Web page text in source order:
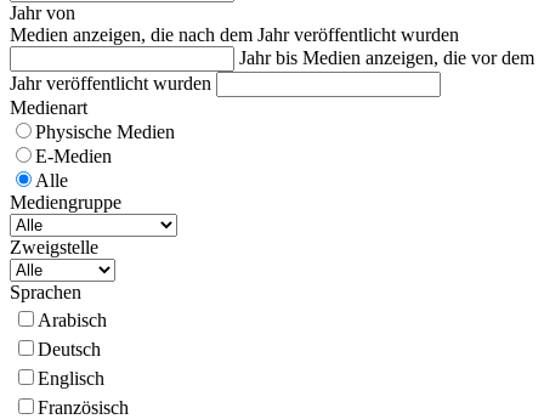
Jahr von
Medien anzeigen, die nach dem Jahr veröffentlicht wurden
Jahr bis Medien anzeigen, die vor dem
Jahr veröffentlicht wurden
Medienart
Physische Medien
E-Medien
Alle
Mediengruppe
Zweigstelle
Sprachen
Arabisch
Deutsch
Englisch
Französisch